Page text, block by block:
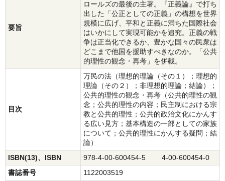
要旨
ロールズの最後の主著。『正義論』で打ち
出した「公正としての正義」の構想を世界
規模に広げ、平和と正義に満ちた国際社会
はいかにして実現可能かを追究。正義の戦
争は正当化できるか、豊かな国々の民衆は
どこまで他国を援助すべきなのか。「公共
的理性の観念・再考」を併載。
目次
万民の法（理想的理論（その１）；理想的
理論（その２）；非理想的理論；結論）；
公共的理性の観念・再考（公共的理性の観
念；公共的理性の内容；民主制における宗
教と公共的理性；公共的政治文化にかんす
る広い見方；基本構造の一部としての家族
について；公共的理性にかんする疑問；結
論）
ISBN(13)、ISBN
978-4-00-600454-5 4-00-600454-0
書誌番号
1122003519